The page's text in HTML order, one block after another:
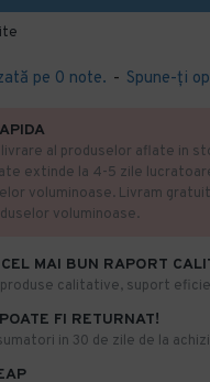
pe 0 note. - Spune-ţi
MAI BUN RAPORT
calitative, suport
FI RETURNAT!
in 30 de zile de la
livrare al produselor aflate in
extinde la 4-5 zile
voluminoase. Livram
voluminoase.